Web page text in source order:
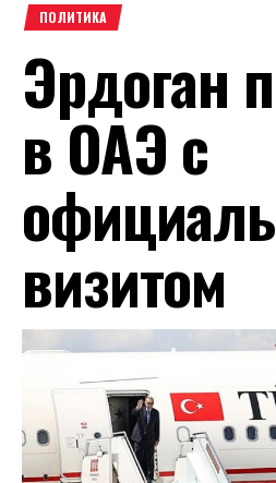
ПОЛИТИКА
Эрдоган
в ОАЭ с
визитом